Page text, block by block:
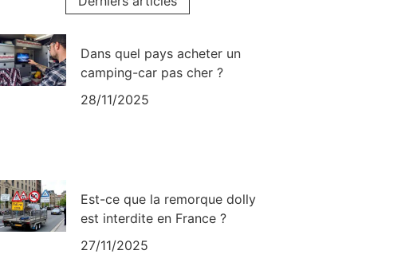
Dans quel pays acheter un
camping-car pas cher ?
28/11/2025
Est-ce que la remorque dolly
est interdite en France ?
27/11/2025